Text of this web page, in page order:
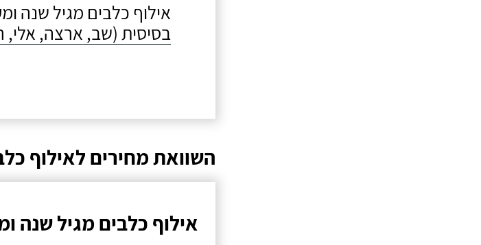
אילוף כלבים מגיל שנה
בסיסית (שב, ארצה, אלי,
השוואת מחירים לאילוף
אילוף כלבים מגיל שנה